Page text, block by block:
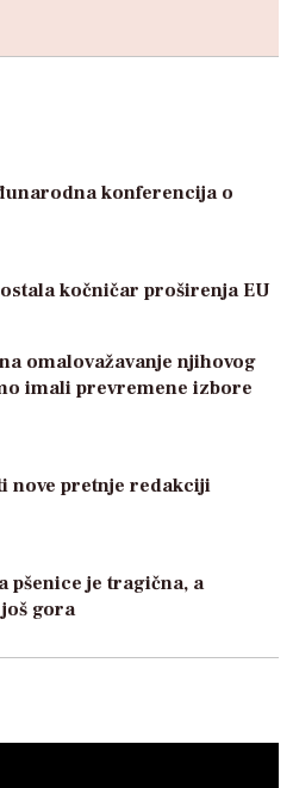
konferencija o
kočničar proširenja EU
omalovažavanje njihovog
imali prevremene izbore
nove pretnje redakciji
pšenice je tragična, a
gora